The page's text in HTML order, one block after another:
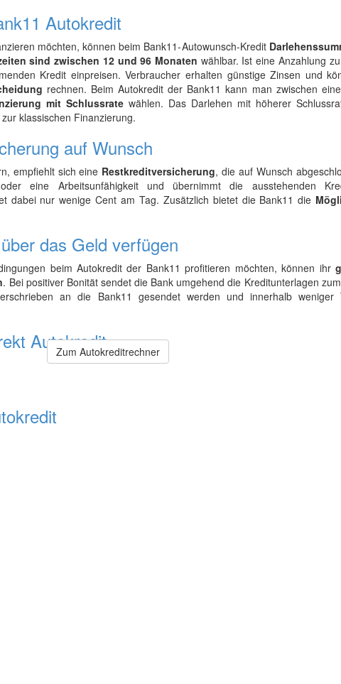
Autokredit
möchten, können beim Bank11-Autowunsch-Kredit
sind zwischen 12 und 96 Monaten wählbar. Ist eine Anzahlung
Kredit einpreisen. Verbraucher erhalten günstige Zinsen und
rechnen. Beim Autokredit der Bank11 kann man zwischen
mit Schlussrate wählen. Das Darlehen mit höherer
klassischen Finanzierung.
auf Wunsch
empfiehlt sich eine Restkreditversicherung, die auf Wunsch
eine Arbeitsunfähigkeit und übernimmt die ausstehenden
dabei nur wenige Cent am Tag. Zusätzlich bietet die Bank11 die
das Geld verfügen
beim Autokredit der Bank11 profitieren möchten, können ihr
. Bei positiver Bonität sendet die Bank umgehend die Kreditunterlagen
an die Bank11 gesendet werden und innerhalb
Autokredit
Zum Autokreditrechner